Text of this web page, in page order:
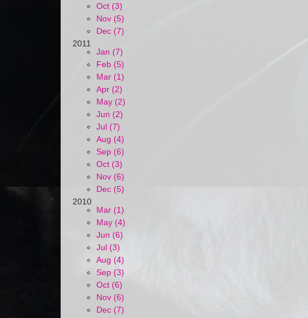
Oct (3)
Nov (5)
Dec (7)
2011
Jan (7)
Feb (5)
Mar (1)
Apr (2)
May (2)
Jun (2)
Jul (7)
Aug (4)
Sep (6)
Oct (3)
Nov (6)
Dec (5)
2010
Mar (1)
May (4)
Jun (6)
Jul (3)
Aug (4)
Sep (3)
Oct (6)
Nov (6)
Dec (7)